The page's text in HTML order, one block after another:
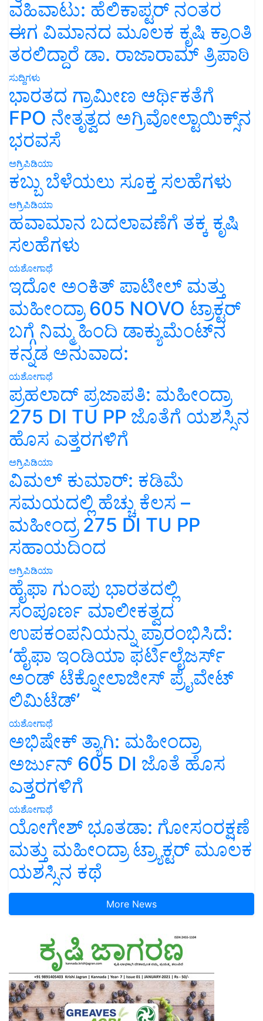
ವಹಿವಾಟು: ಹೆಲಿಕಾಪ್ಟರ್ ನಂತರ
ಈಗ ವಿಮಾನದ ಮೂಲಕ ಕೃಷಿ ಕ್ರಾಂತಿ
ತರಲಿದ್ದಾರೆ ಡಾ. ರಾಜಾರಾಮ್ ತ್ರಿಪಾಠಿ
ಸುದ್ದಿಗಳು
ಭಾರತದ ಗ್ರಾಮೀಣ ಆರ್ಥಿಕತೆಗೆ
FPO ನೇತೃತ್ವದ ಅಗ್ರಿವೋಲ್ಟಾಯಿಕ್ಸ್‌ನ
ಭರವಸೆ
ಅಗ್ರಿಪಿಡಿಯಾ
ಕಬ್ಬು ಬೆಳೆಯಲು ಸೂಕ್ತ ಸಲಹೆಗಳು
ಅಗ್ರಿಪಿಡಿಯಾ
ಹವಾಮಾನ ಬದಲಾವಣೆಗೆ ತಕ್ಕ ಕೃಷಿ
ಸಲಹೆಗಳು
ಯಶೋಗಾಥೆ
ಇದೋ ಅಂಕಿತ್ ಪಾಟೀಲ್ ಮತ್ತು
ಮಹೀಂದ್ರಾ 605 NOVO ಟ್ರಾಕ್ಟರ್
ಬಗ್ಗೆ ನಿಮ್ಮ ಹಿಂದಿ ಡಾಕ್ಯುಮೆಂಟ್‌ನ
ಕನ್ನಡ ಅನುವಾದ:
ಯಶೋಗಾಥೆ
ಪ್ರಹಲಾದ್ ಪ್ರಜಾಪತಿ: ಮಹೀಂದ್ರಾ
275 DI TU PP ಜೊತೆಗೆ ಯಶಸ್ಸಿನ
ಹೊಸ ಎತ್ತರಗಳಿಗೆ
ಅಗ್ರಿಪಿಡಿಯಾ
ವಿಮಲ್ ಕುಮಾರ್: ಕಡಿಮೆ
ಸಮಯದಲ್ಲಿ ಹೆಚ್ಚು ಕೆಲಸ –
ಮಹೀಂದ್ರ 275 DI TU PP
ಸಹಾಯದಿಂದ
ಅಗ್ರಿಪಿಡಿಯಾ
ಹೈಫಾ ಗುಂಪು ಭಾರತದಲ್ಲಿ
ಸಂಪೂರ್ಣ ಮಾಲೀಕತ್ವದ
ಉಪಕಂಪನಿಯನ್ನು ಪ್ರಾರಂಭಿಸಿದೆ:
‘ಹೈಫಾ ಇಂಡಿಯಾ ಫರ್ಟಿಲೈಜರ್ಸ್
ಅಂಡ್ ಟೆಕ್ನೋಲಾಜೀಸ್ ಪ್ರೈವೇಟ್
ಲಿಮಿಟೆಡ್’
ಯಶೋಗಾಥೆ
ಅಭಿಷೇಕ್ ತ್ಯಾಗಿ: ಮಹೀಂದ್ರಾ
ಅರ್ಜುನ್ 605 DI ಜೊತೆ ಹೊಸ
ಎತ್ತರಗಳಿಗೆ
ಯಶೋಗಾಥೆ
ಯೋಗೇಶ್ ಭೂತಡಾ: ಗೋಸಂರಕ್ಷಣೆ
ಮತ್ತು ಮಹೀಂದ್ರಾ ಟ್ರ್ಯಾಕ್ಟರ್ ಮೂಲಕ
ಯಶಸ್ಸಿನ ಕಥೆ
More News